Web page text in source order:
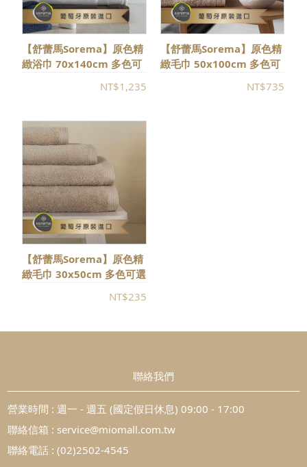
【舒蕾馬Sorema】原色精
緻浴巾 70x140cm 多色可
NT$1,235
【舒蕾馬Sorema】原色精
緻毛巾 50x100cm 多色可
NT$735
【舒蕾馬Sorema】原色精
緻毛巾 30x50cm 多色可選
NT$235
聯絡我們
營業時間 : 週一 - 週五 (國定假日休息) 09:00 - 17:00
聯絡信箱 : service@miomall.com.tw
聯絡電話 : (02)2502-4545